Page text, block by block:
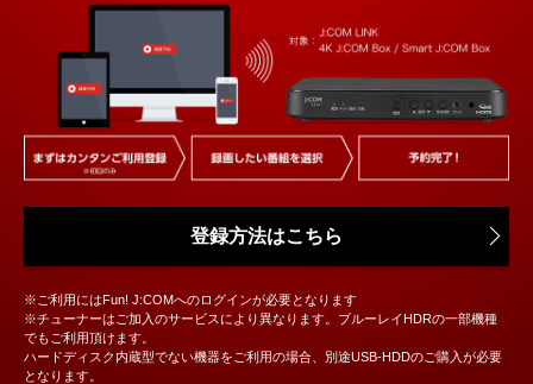
登録方法はこちら
※ご利用にはFun! J:COMへのログインが必要となります
※チューナーはご加入のサービスにより異なります。ブルーレイHDRの一部機種
でもご利用頂けます。
ハードディスク内蔵型でない機器をご利用の場合、別途USB-HDDのご購入が必要
となります。